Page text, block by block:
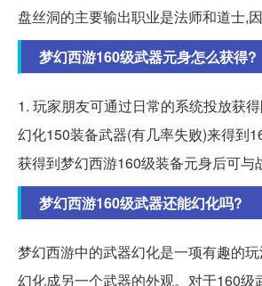
盘丝洞的主要输出职业是法师和道士,因
梦幻西游160级武器元身怎么获得?
1. 玩家朋友可通过日常的系统投放获
幻化150装备武器(有几率失败)来得到
获得到梦幻西游160级装备元身后可与
梦幻西游160级武器还能幻化吗?
梦幻西游中的武器幻化是一项有趣的
幻化成另一个武器的外观。对于160级